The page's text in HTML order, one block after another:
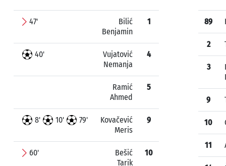
47'
Bilić
Benjamin
1
40'
Vujatović
Nemanja
4
Ramić
Ahmed
5
8' 10' 79'
Kovačević
Meris
9
60'
Bešić
Tarik
10
89
2
3
9
10
11